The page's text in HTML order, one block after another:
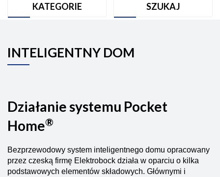
KATEGORIE SZUKAJ
INTELIGENTNY DOM
Działanie systemu Pocket
Home®
Bezprzewodowy system inteligentnego domu opracowany
przez czeską firmę Elektrobock działa w oparciu o kilka
podstawowych elementów składowych. Głównymi i